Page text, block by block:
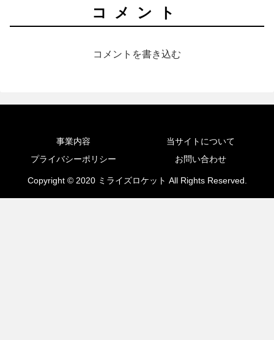
コメント
コメントを書き込む
事業内容
当サイトについて
プライバシーポリシー
お問い合わせ
Copyright © 2020 ミライズロケット All Rights Reserved.